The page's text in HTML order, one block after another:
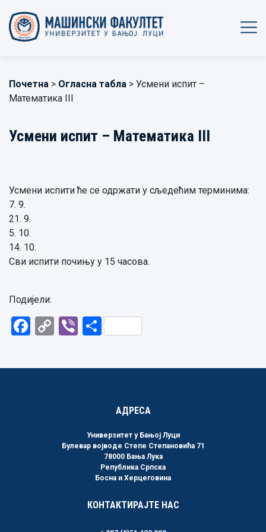
Почетна > Огласна табла > Усмени испит –
Математика III
Усмени испит – Математика III
Усмени испити ће се одржати у сљедећим терминима:
7. 9.
21. 9.
5. 10.
14. 10.
Сви испити почињу у 15 часова.
Подијели:
Facebook
CopyViberShare
АДРЕСА
Универзитет у Бањој Луци
Булевар војводе Степе Степановића 71
78000 Бања Лука
Република Српска
Босна и Херцеговина
КОНТАКТИРАЈТЕ НАС